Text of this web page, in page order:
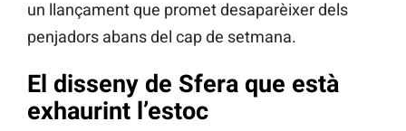
un llançament que promet desaparèixer dels
penjadors abans del cap de setmana.
El disseny de Sfera que està
exhaurint l’estoc